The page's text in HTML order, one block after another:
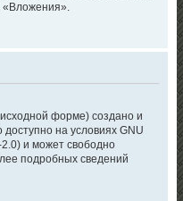
«Вложения».
форме) создано и
доступно на условиях GNU
и может свободно
подробных сведений